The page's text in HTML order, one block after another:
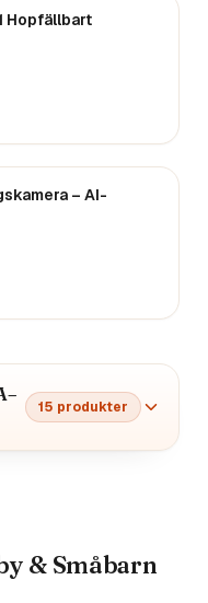
Hopfällbart
– AI-
15 produkter
& Småbarn